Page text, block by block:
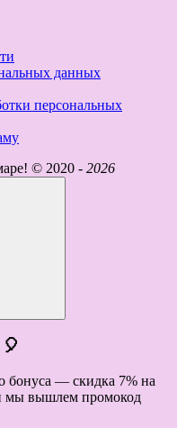
данных
персональных
© 2020 - 2026
бонуса — скидка 7% на
мы вышлем промокод